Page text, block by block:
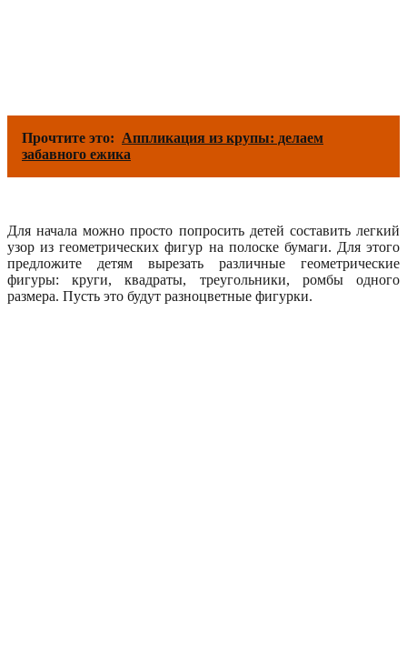
Прочтите это: Аппликация из крупы: делаем
забавного ежика
Для начала можно просто попросить детей составить легкий
узор из геометрических фигур на полоске бумаги. Для этого
предложите детям вырезать различные геометрические
фигуры: круги, квадраты, треугольники, ромбы одного
размера. Пусть это будут разноцветные фигурки.